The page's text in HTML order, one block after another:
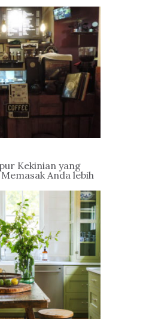
Kekinian yang
Anda lebih